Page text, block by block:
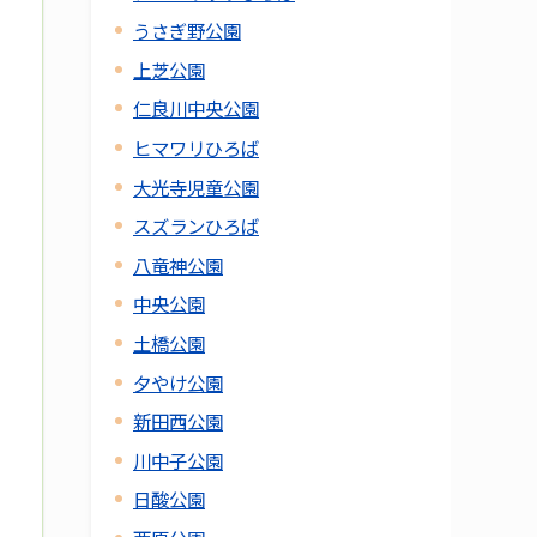
うさぎ野公園
上芝公園
仁良川中央公園
ヒマワリひろば
大光寺児童公園
スズランひろば
八竜神公園
中央公園
土橋公園
夕やけ公園
新田西公園
川中子公園
日酸公園